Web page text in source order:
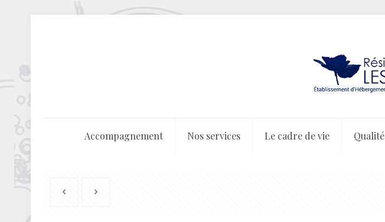
Accompagnement Nos services Le cadre de vie Qualité